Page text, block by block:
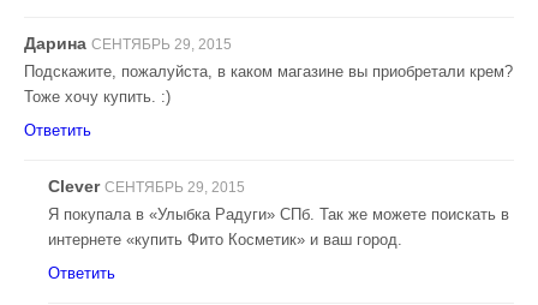
Дарина СЕНТЯБРЬ 29, 2015
Подскажите, пожалуйста, в каком магазине вы приобретали крем?
Тоже хочу купить. :)
Ответить
Clever СЕНТЯБРЬ 29, 2015
Я покупала в «Улыбка Радуги» СПб. Так же можете поискать в
интернете «купить Фито Косметик» и ваш город.
Ответить